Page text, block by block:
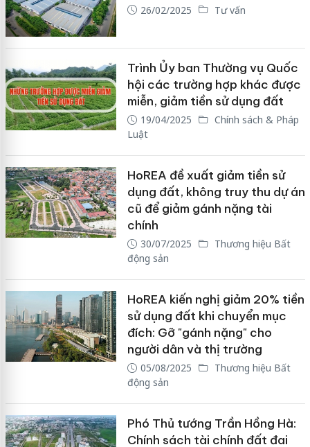
26/02/2025 Tư vấn
Trình Ủy ban Thường vụ Quốc
hội các trường hợp khác được
miễn, giảm tiền sử dụng đất
19/04/2025
Chính sách & Pháp
Luật
HoREA đề xuất giảm tiền sử
dụng đất, không truy thu dự án
cũ để giảm gánh nặng tài
chính
30/07/2025
Thương hiệu Bất
động sản
HoREA kiến nghị giảm 20% tiền
sử dụng đất khi chuyển mục
đích: Gỡ "gánh nặng" cho
người dân và thị trường
05/08/2025
Thương hiệu Bất
động sản
Phó Thủ tướng Trần Hồng Hà:
Chính sách tài chính đất đai